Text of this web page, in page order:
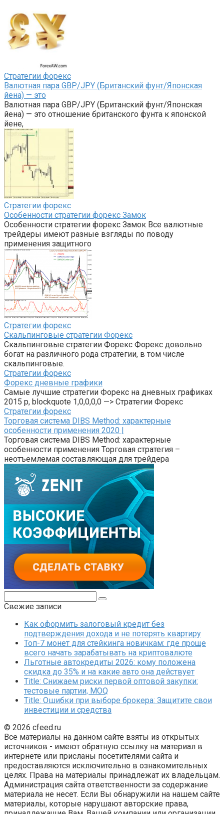
Стратегии форекс
Валютная пара GBP/JPY (Британский фунт/Японская
йена) — это
Валютная пара GBP/JPY (Британский фунт/Японская
йена) — это отношение британского фунта к японской
йене,
Стратегии форекс
Особенности стратегии форекс Замок
Особенности стратегии форекс Замок Все валютные
трейдеры имеют разные взгляды по поводу
применения защитного
Стратегии форекс
Скальпинговые стратегии Форекс
Скальпинговые стратегии Форекс Форекс довольно
богат на различного рода стратегии, в том числе
скальпинговые.
Стратегии форекс
Форекс дневные графики
Самые лучшие стратегии Форекс на дневных графиках
2015 p, blockquote 1,0,0,0,0 —> Стратегии Форекс
Стратегии форекс
Торговая система DIBS Method: характерные
особенности применения 2020 |
Торговая система DIBS Method: характерные
особенности применения Торговая стратегия –
неотъемлемая составляющая для трейдера
Свежие записи
Как оформить залоговый кредит без
подтверждения дохода и не потерять квартиру
Топ-7 монет для стейкинга новичкам: где проще
всего начать зарабатывать на криптовалюте
Льготные автокредиты 2026: кому положена
скидка до 35% и на какие авто она действует
Title: Снижаем риски первой оптовой закупки:
тестовые партии, MOQ
Title: Ошибки при выборе брокера: Защитите свои
инвестиции и средства
© 2026 cfeed.ru
Все материалы на данном сайте взяты из открытых
источников - имеют обратную ссылку на материал в
интернете или присланы посетителями сайта и
предоставляются исключительно в ознакомительных
целях. Права на материалы принадлежат их владельцам.
Администрация сайта ответственности за содержание
материала не несет. Если Вы обнаружили на нашем сайте
материалы, которые нарушают авторские права,